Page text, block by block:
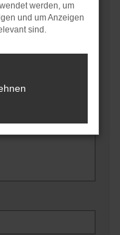
werden, um
und um Anzeigen
sind.